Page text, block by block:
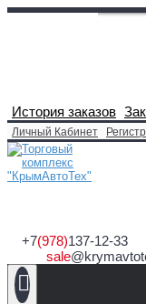
История заказов
Личный Кабинет
+7(978)137-12-33
sale